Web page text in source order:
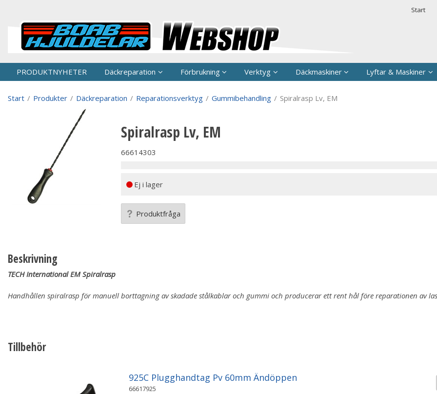
Start
Säkerhet
PRODUKTNYHETER Däckreparation Förbrukning Verktyg Däckmaskiner Lyftar & Maskiner
Start / Produkter / Däckreparation / Reparationsverktyg / Gummibehandling / Spiralrasp Lv, EM
Spiralrasp Lv, EM
66614303
Ej i lager
Produktfråga
Beskrivning
TECH International EM Spiralrasp
Handhållen spiralrasp för manuell borttagning avskadade stålkablar och gummi och producerar ett rent hål före reparationen av
Tillbehör
925C Plugghandtag Pv 60mm Ändöppen
66617925